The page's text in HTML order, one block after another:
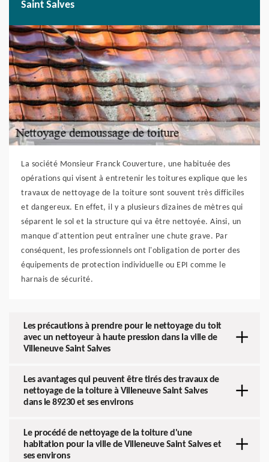
Saint Salves
La société Monsieur Franck Couverture, une habituée des
opérations qui visent à entretenir les toitures explique que les
travaux de nettoyage de la toiture sont souvent très difficiles
et dangereux. En effet, il y a plusieurs dizaines de mètres qui
séparent le sol et la structure qui va être nettoyée. Ainsi, un
manque d'attention peut entraîner une chute grave. Par
conséquent, les professionnels ont l'obligation de porter des
équipements de protection individuelle ou EPI comme le
harnais de sécurité.
Les précautions à prendre pour le nettoyage du toit
avec un nettoyeur à haute pression dans la ville de
Villeneuve Saint Salves
Les avantages qui peuvent être tirés des travaux de
nettoyage de la toiture à Villeneuve Saint Salves
dans le 89230 et ses environs
Le procédé de nettoyage de la toiture d'une
habitation pour la ville de Villeneuve Saint Salves et
ses environs